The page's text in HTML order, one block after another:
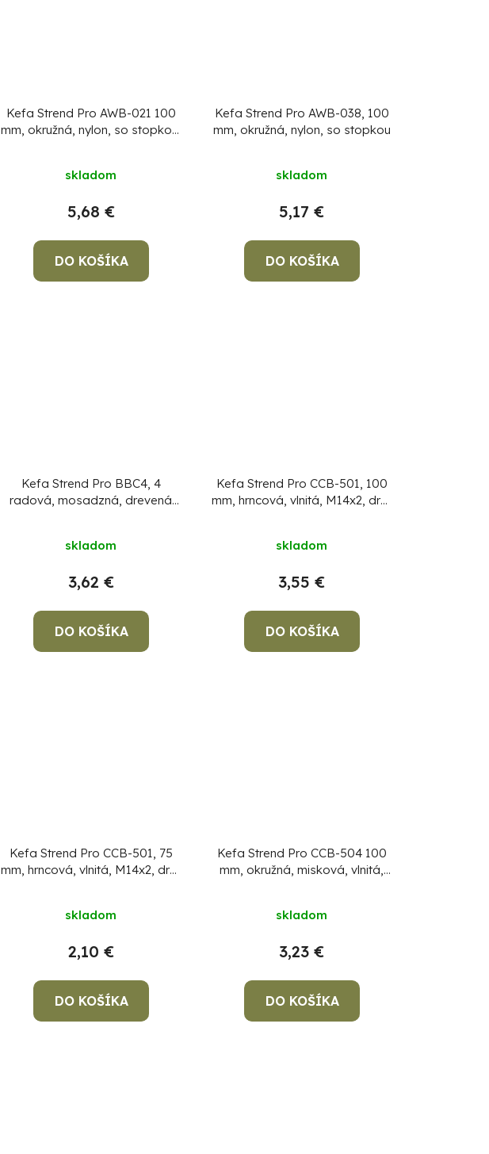
Kefa Strend Pro AWB-021 100
mm, okružná, nylon, so stopkou,
skladom
5,68 €
DO KOŠÍKA
Kefa Strend Pro AWB-038, 100
mm, okružná, nylon, so stopkou
skladom
5,17 €
DO KOŠÍKA
Kefa Strend Pro BBC4, 4
radová, mosadzná, drevená
skladom
3,62 €
DO KOŠÍKA
Kefa Strend Pro CCB-501, 100
mm, hrncová, vlnitá, M14x2, drôt
skladom
3,55 €
DO KOŠÍKA
Kefa Strend Pro CCB-501, 75
mm, hrncová, vlnitá, M14x2, drôt
skladom
2,10 €
DO KOŠÍKA
Kefa Strend Pro CCB-504 100
mm, okružná, misková, vlnitá,
skladom
3,23 €
DO KOŠÍKA